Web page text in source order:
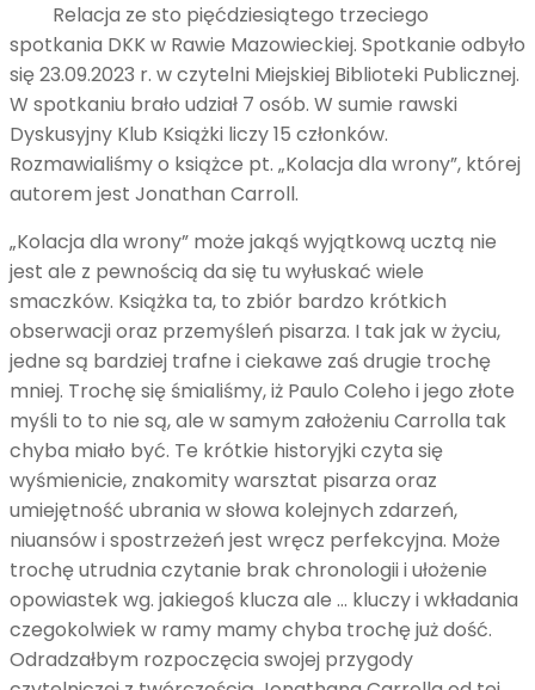
Relacja ze sto pięćdziesiątego trzeciego
spotkania DKK w Rawie Mazowieckiej. Spotkanie odbyło
się 23.09.2023 r. w czytelni Miejskiej Biblioteki Publicznej.
W spotkaniu brało udział 7 osób. W sumie rawski
Dyskusyjny Klub Książki liczy 15 członków.
Rozmawialiśmy o książce pt. „Kolacja dla wrony”, której
autorem jest Jonathan Carroll.
„Kolacja dla wrony” może jakąś wyjątkową ucztą nie
jest ale z pewnością da się tu wyłuskać wiele
smaczków. Książka ta, to zbiór bardzo krótkich
obserwacji oraz przemyśleń pisarza. I tak jak w życiu,
jedne są bardziej trafne i ciekawe zaś drugie trochę
mniej. Trochę się śmialiśmy, iż Paulo Coleho i jego złote
myśli to to nie są, ale w samym założeniu Carrolla tak
chyba miało być. Te krótkie historyjki czyta się
wyśmienicie, znakomity warsztat pisarza oraz
umiejętność ubrania w słowa kolejnych zdarzeń,
niuansów i spostrzeżeń jest wręcz perfekcyjna. Może
trochę utrudnia czytanie brak chronologii i ułożenie
opowiastek wg. jakiegoś klucza ale … kluczy i wkładania
czegokolwiek w ramy mamy chyba trochę już dość.
Odradzałbym rozpoczęcia swojej przygody